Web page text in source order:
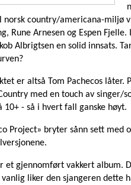
norsk country/americana-miljø
Rune Arnesen og Espen
Albrigtsen en solid innsats.
er altså Tom Pachecos
med en touch av singer/
10+ - så i hvert fall ganske høyt.
Project» bryter sånn sett
et gjennomført vakkert album.
liker den sjangeren dette